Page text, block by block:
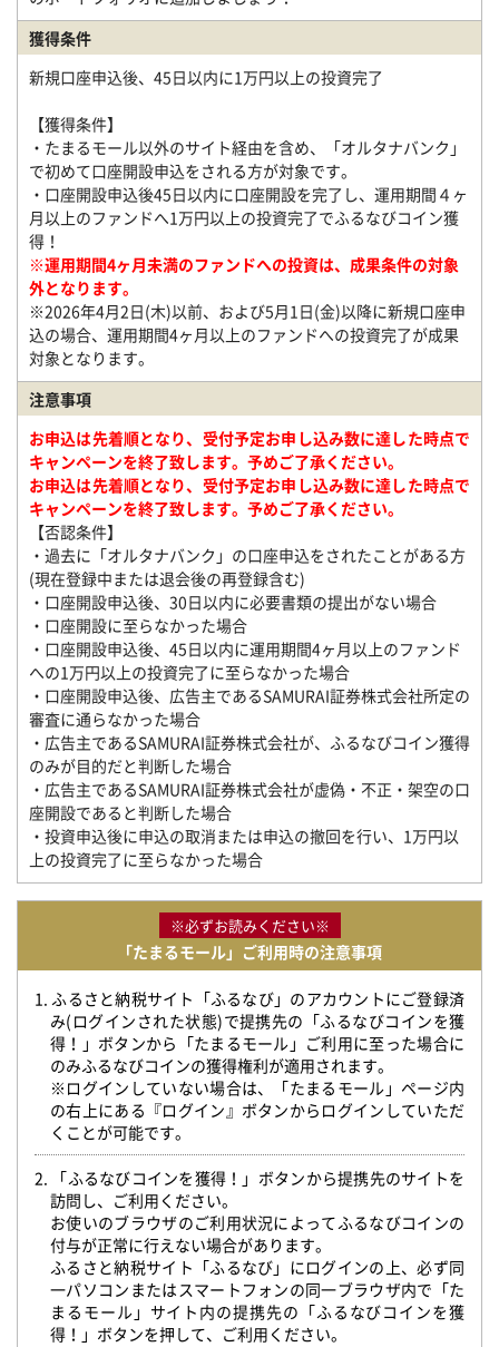
獲得条件
新規口座申込後、45日以内に1万円以上の投資完了
【獲得条件】
・たまるモール以外のサイト経由を含め、「オルタナバンク」
で初めて口座開設申込をされる方が対象です。
・口座開設申込後45日以内に口座開設を完了し、運用期間４ヶ
月以上のファンドへ1万円以上の投資完了でふるなびコイン獲
得！
※運用期間4ヶ月未満のファンドへの投資は、成果条件の対象
外となります。
※2026年4月2日(木)以前、および5月1日(金)以降に新規口座申
込の場合、運用期間4ヶ月以上のファンドへの投資完了が成果
対象となります。
注意事項
お申込は先着順となり、受付予定お申し込み数に達した時点で
キャンペーンを終了致します。予めご了承ください。
お申込は先着順となり、受付予定お申し込み数に達した時点で
キャンペーンを終了致します。予めご了承ください。
【否認条件】
・過去に「オルタナバンク」の口座申込をされたことがある方
(現在登録中または退会後の再登録含む)
・口座開設申込後、30日以内に必要書類の提出がない場合
・口座開設に至らなかった場合
・口座開設申込後、45日以内に運用期間4ヶ月以上のファンド
への1万円以上の投資完了に至らなかった場合
・口座開設申込後、広告主であるSAMURAI証券株式会社所定の
審査に通らなかった場合
・広告主であるSAMURAI証券株式会社が、ふるなびコイン獲得
のみが目的だと判断した場合
・広告主であるSAMURAI証券株式会社が虚偽・不正・架空の口
座開設であると判断した場合
・投資申込後に申込の取消または申込の撤回を行い、1万円以
上の投資完了に至らなかった場合
※必ずお読みください※
「たまるモール」ご利用時の注意事項
1. ふるさと納税サイト「ふるなび」のアカウントにご登録済
み(ログインされた状態)で提携先の「ふるなびコインを獲
得！」ボタンから「たまるモール」ご利用に至った場合に
のみふるなびコインの獲得権利が適用されます。
※ログインしていない場合は、「たまるモール」ページ内
の右上にある『ログイン』ボタンからログインしていただ
くことが可能です。
2. 「ふるなびコインを獲得！」ボタンから提携先のサイトを
訪問し、ご利用ください。
お使いのブラウザのご利用状況によってふるなびコインの
付与が正常に行えない場合があります。
ふるさと納税サイト「ふるなび」にログインの上、必ず同
一パソコンまたはスマートフォンの同一ブラウザ内で「た
まるモール」サイト内の提携先の「ふるなびコインを獲
得！」ボタンを押して、ご利用ください。